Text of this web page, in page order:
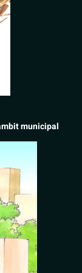
municipal